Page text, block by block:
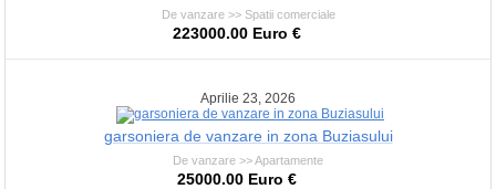
De vanzare >> Spatii comerciale
223000.00 Euro €
Aprilie 23, 2026
garsoniera de vanzare in zona Buziasului
De vanzare >> Apartamente
25000.00 Euro €